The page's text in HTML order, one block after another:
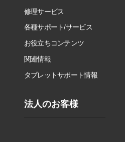
修理サービス
各種サポート/サービス
お役立ちコンテンツ
関連情報
タブレットサポート情報
法人のお客様